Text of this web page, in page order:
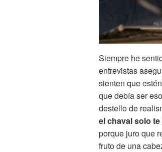
Siempre he
entrevistas
sienten que
que debía ser
destello de
el chaval solo
porque juro que
fruto de una